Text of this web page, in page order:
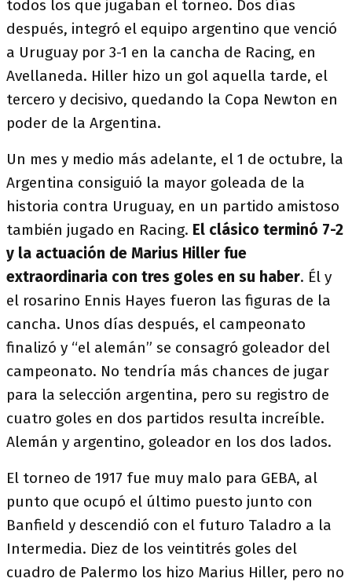
todos los que jugaban el torneo. Dos días
después, integró el equipo argentino que venció
a Uruguay por 3-1 en la cancha de Racing, en
Avellaneda. Hiller hizo un gol aquella tarde, el
tercero y decisivo, quedando la Copa Newton en
poder de la Argentina.
Un mes y medio más adelante, el 1 de octubre, la
Argentina consiguió la mayor goleada de la
historia contra Uruguay, en un partido amistoso
también jugado en Racing. El clásico terminó 7-2
y la actuación de Marius Hiller fue
extraordinaria con tres goles en su haber. Él y
el rosarino Ennis Hayes fueron las figuras de la
cancha. Unos días después, el campeonato
finalizó y “el alemán” se consagró goleador del
campeonato. No tendría más chances de jugar
para la selección argentina, pero su registro de
cuatro goles en dos partidos resulta increíble.
Alemán y argentino, goleador en los dos lados.
El torneo de 1917 fue muy malo para GEBA, al
punto que ocupó el último puesto junto con
Banfield y descendió con el futuro Taladro a la
Intermedia. Diez de los veintitrés goles del
cuadro de Palermo los hizo Marius Hiller, pero no